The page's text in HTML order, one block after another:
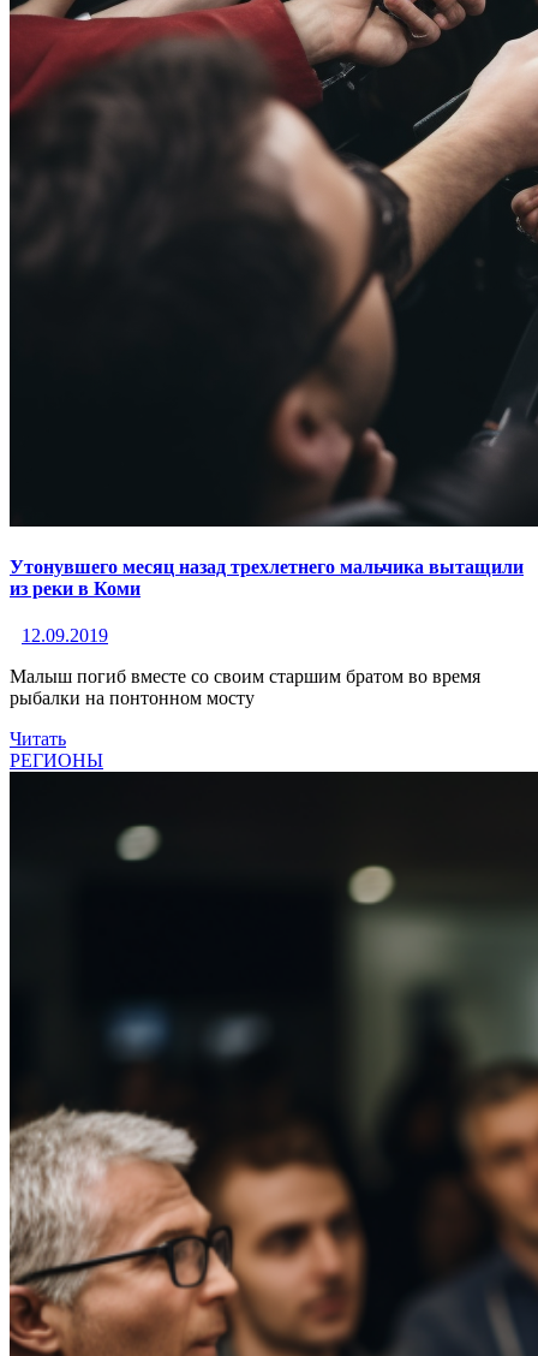
Утонувшего месяц назад трехлетнего мальчика вытащили
из реки в Коми
12.09.2019
Малыш погиб вместе со своим старшим братом во время
рыбалки на понтонном мосту
Читать
РЕГИОНЫ